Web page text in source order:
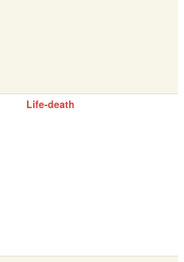
Life-death